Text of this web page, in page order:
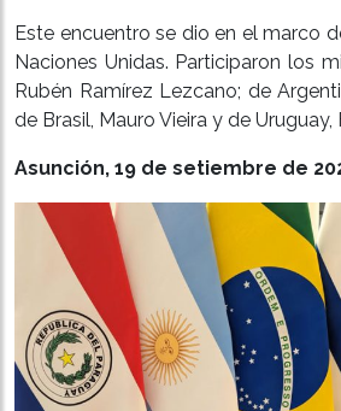
Este encuentro se dio en el marco
Naciones Unidas. Participaron los
Rubén Ramírez Lezcano; de
de Brasil, Mauro Vieira y de
Asunción, 19 de setiembre de